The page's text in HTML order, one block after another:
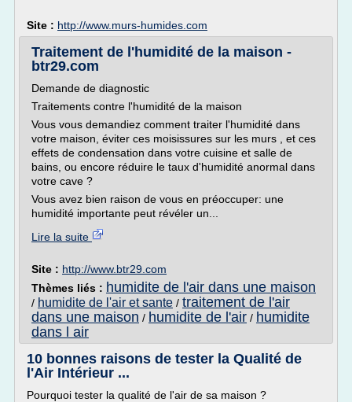
Site : http://www.murs-humides.com
Traitement de l'humidité de la maison -
btr29.com
Demande de diagnostic
Traitements contre l'humidité de la maison
Vous vous demandiez comment traiter l'humidité dans
votre maison, éviter ces moisissures sur les murs , et ces
effets de condensation dans votre cuisine et salle de
bains, ou encore réduire le taux d'humidité anormal dans
votre cave ?
Vous avez bien raison de vous en préoccuper: une
humidité importante peut révéler un...
Lire la suite
Site : http://www.btr29.com
Thèmes liés : humidite de l'air dans une maison
/ humidite de l'air et sante / traitement de l'air
dans une maison / humidite de l'air / humidite
dans l air
10 bonnes raisons de tester la Qualité de
l'Air Intérieur ...
Pourquoi tester la qualité de l'air de sa maison ?